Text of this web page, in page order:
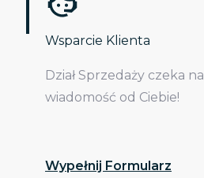
Wsparcie Klienta
Dział Sprzedaży czeka na
wiadomość od Ciebie!
Wypełnij Formularz